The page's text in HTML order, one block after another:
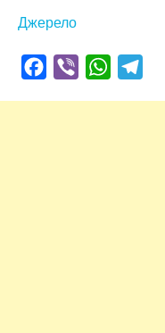
Джерело
Facebook
Viber WhatsApp